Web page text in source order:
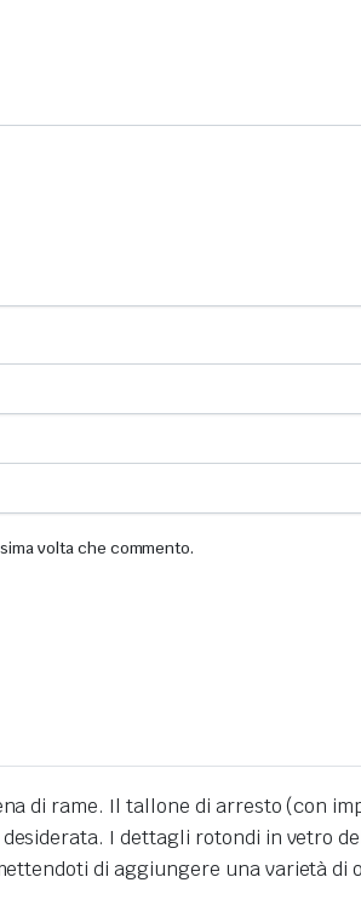
volta che commento.
di rame. Il tallone di arresto (con
I dettagli rotondi in vetro
di aggiungere una varietà